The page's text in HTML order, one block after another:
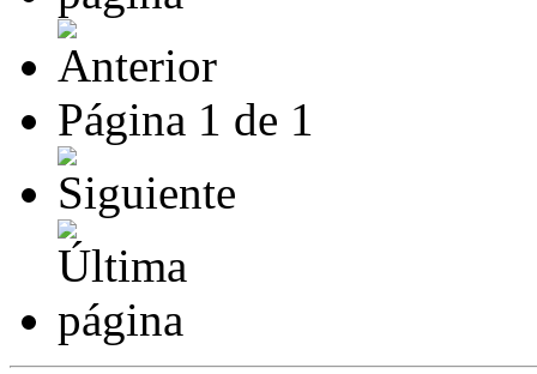
Página 1 de 1